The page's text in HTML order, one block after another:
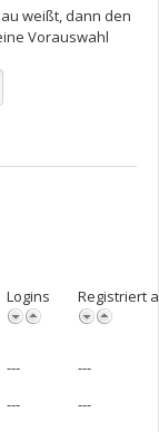
weißt, dann den
Vorauswahl
Logins Registriert
--- ---
--- ---